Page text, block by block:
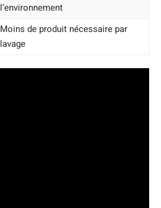
l’environnement
Moins de produit nécessaire par
lavage